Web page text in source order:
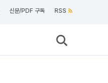
신문/PDF 구독 RSS